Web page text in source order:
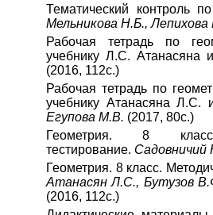
Тематический контроль
Мельникова Н.Б.,
Рабочая тетрадь по
учебнику Л.С. Атанасяна
(2016, 112с.)
Рабочая тетрадь по
учебнику Атанасяна
Егупова М.В. (2017, 80с.)
Геометрия. 8
тестирование.
Геометрия. 8 класс.
Атанасян Л.С., Бутузов
(2016, 112с.)